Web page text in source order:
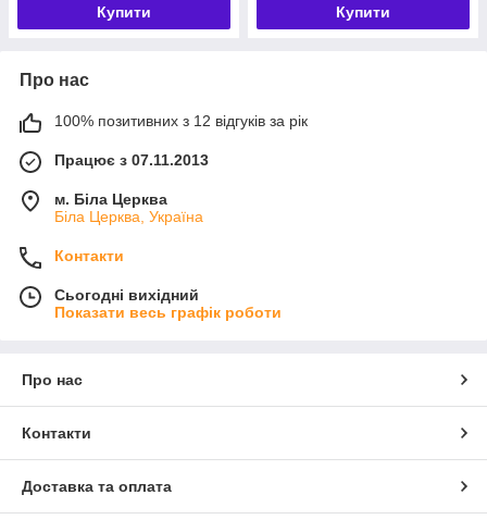
Купити Купити
Про нас
100% позитивних з 12 відгуків за рік
Працює з 07.11.2013
м. Біла Церква
Біла Церква, Україна
Контакти
Сьогодні вихідний
Показати весь графік роботи
Про нас
Контакти
Доставка та оплата